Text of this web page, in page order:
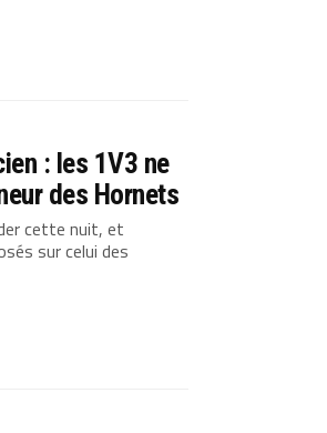
: les 1V3 ne
des Hornets
cette nuit, et
sur celui des